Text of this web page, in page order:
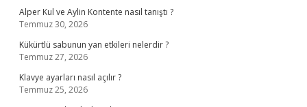
Alper Kul ve Aylin Kontente nasıl tanıştı ?
Temmuz 30, 2026
Kükürtlü sabunun yan etkileri nelerdir ?
Temmuz 27, 2026
Klavye ayarları nasıl açılır ?
Temmuz 25, 2026